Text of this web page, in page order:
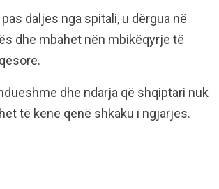
daljes nga spitali, u dërgua në
dhe mbahet nën mbikëqyrje të
dhe ndarja që shqiptari nuk
të kenë qenë shkaku i ngjarjes.